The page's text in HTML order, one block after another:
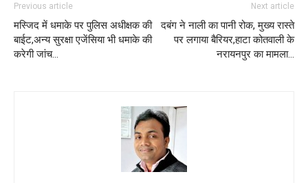
Previous article
मस्जिद में धमाके पर पुलिस अधीक्षक की
बाईट,अन्य सुरक्षा एजेंसिया भी धमाके की
करेगी जांच…
Next article
दबंग ने नाली का पानी रोक, मुख्य रास्ते
पर लगाया बैरियर,हाटा कोतवाली के
नरायनपुर का मामला…